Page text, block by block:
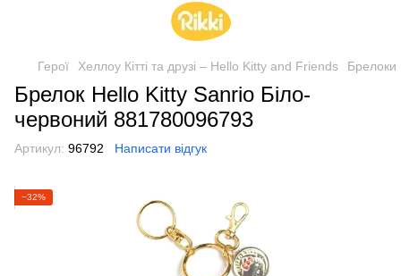
Герої Хеллоу Кітті та друзі – Hello Kitty and Friends Брелоки
Брелок Hello Kitty Sanrio Біло-
червоний 881780096793
Артикул: 96792 Написати відгук
−32%